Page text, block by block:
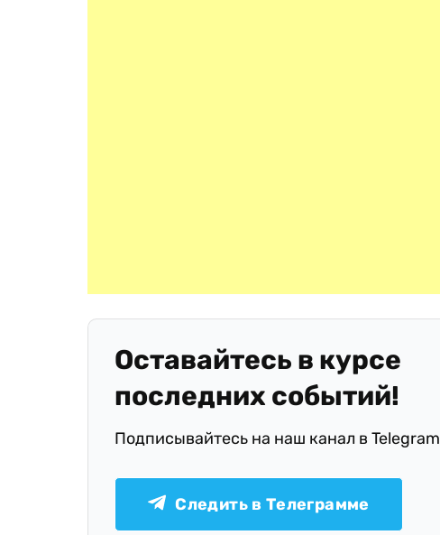
Оставайтесь в курсе
последних событий!
Подписывайтесь на наш канал в Telegram
Следить в Телеграмме